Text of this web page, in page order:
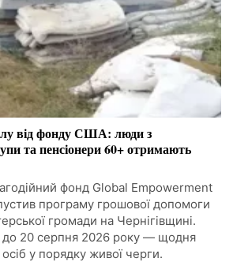
від фонду США: люди з
та пенсіонери 60+ отримають
фонд Global Empowerment
програму грошової допомоги
громади на Чернігівщині.
20 серпня 2026 року — щодня
у порядку живої черги.